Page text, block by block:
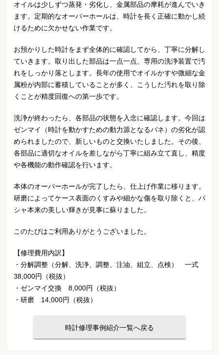
オイルは少しずつ蒸発・劣化し、金属部品の摩耗が進んでいき
ます。定期的なオーバーホールは、時計を長く正確に動かし続
けるために欠かせない作業です。
お預かりした時計をまず全体的に確認してから、丁寧に分解し
ていきます。取り出した部品は一点一点、専用の洗浄装置で汚
れをしっかり落とします。長年の使用でオイルかすや微細な金
属粉が内部に蓄積していることが多く、こうした汚れを取り除
くことが精度回復への第一歩です。
洗浄が終わったら、各部品の状態を入念に確認します。今回は
ゼンマイ（時計を動かすための動力源となるバネ）の劣化が認
められましたので、新しいものと交換いたしました。その後、
各部品に適切なオイルを差しながら丁寧に組み立て直し、精度
や各機能の動作確認を行います。
本体のオーバーホールが完了したら、仕上げ作業に移ります。
研磨によってケース表面のくすみや細かな傷を取り除くと、パ
シャ本来の美しい輝きが見事に蘇りました。
このたびはご利用ありがとうございました。
【修理費用内訳】
・分解調整（分解、洗浄、調整、注油、組立、点検） 一式
38,000円（税抜）
・ゼンマイ交換 8,000円（税抜）
・研磨 14,000円（税抜）
時計修理事例紹介一覧へ戻る